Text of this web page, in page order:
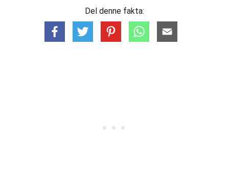
Del denne fakta: